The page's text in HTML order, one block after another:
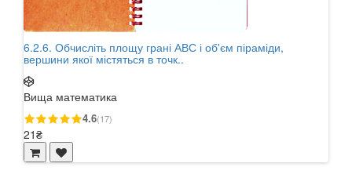
6.2.6. Обчисліть площу грані АВС і об'єм піраміди,
вершини якої містяться в точк..
Вища математика
4.6(17)
21₴